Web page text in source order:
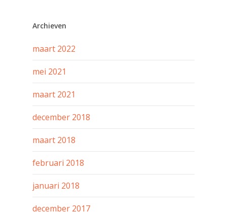
Archieven
maart 2022
mei 2021
maart 2021
december 2018
maart 2018
februari 2018
januari 2018
december 2017